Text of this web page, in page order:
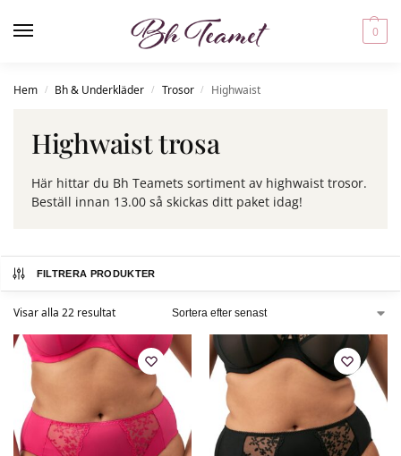
0
Hem / Bh & Underkläder / Trosor / Highwaist
Highwaist trosa
Här hittar du Bh Teamets sortiment av highwaist trosor.
Beställ innan 13.00 så skickas ditt paket idag!
FILTRERA PRODUKTER
Visar alla 22 resultat